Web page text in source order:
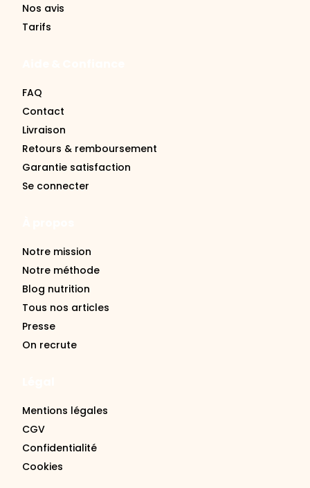
Nos avis
Tarifs
FAQ
Contact
Livraison
Retours & remboursement
Garantie satisfaction
Se connecter
Notre mission
Notre méthode
Blog nutrition
Tous nos articles
Presse
On recrute
Mentions légales
CGV
Confidentialité
Cookies